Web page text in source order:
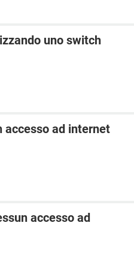
uno switch
accesso ad internet
accesso ad